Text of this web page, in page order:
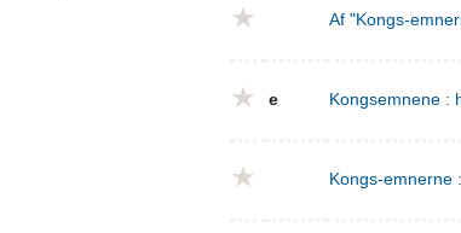
Af "Kongs-
e Kongsemnene :
Kongs-emnerne